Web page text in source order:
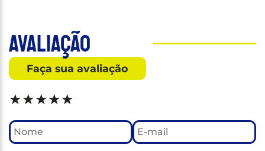
Avaliação
Faça sua avaliação
★★★★★